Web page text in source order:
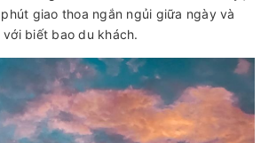
giao thoa ngắn ngủi giữa ngày và
biết bao du khách.